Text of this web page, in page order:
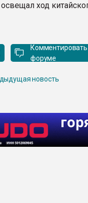
ход
форуме
новость